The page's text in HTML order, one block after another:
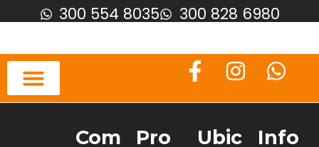
300 554 8035 300 828 6980
Com
Pro
Ubic
Info